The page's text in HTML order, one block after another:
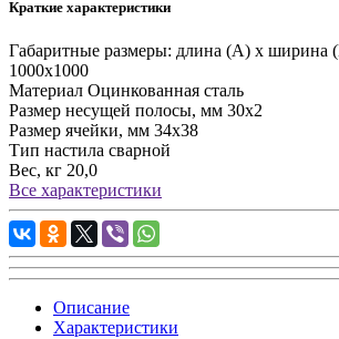
Краткие характеристики
Габаритные размеры: длина (А) х ширина
1000х1000
Материал Оцинкованная сталь
Размер несущей полосы, мм 30х2
Размер ячейки, мм 34х38
Тип настила сварной
Вес, кг 20,0
Все характеристики
Описание
Характеристики